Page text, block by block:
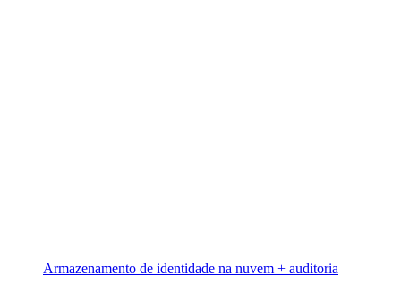
Armazenamento de identidade na nuvem + auditoria